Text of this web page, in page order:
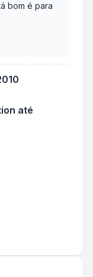
bom é para
até